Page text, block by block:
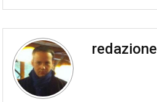
redazione